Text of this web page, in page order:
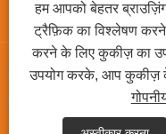
कॉपीराइट © 2022 गुआंग्डोंग फोरट्रान
लाइन, ई टाइप लिफ्टिंग टेबल, बेलनाकार
हम आपको बेहतर
ट्रैफ़िक का विश्लेषण
करने के लिए कुकीज़ का
उपयोग करके, आप कुकीज़